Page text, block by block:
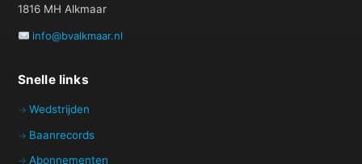
1816 MH Alkmaar
info@bvalkmaar.nl
Snelle links
Wedstrijden
Baanrecords
Abonnementen